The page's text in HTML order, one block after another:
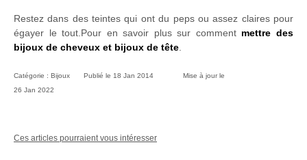
Restez dans des teintes qui ont du peps ou assez claires pour
égayer le tout.Pour en savoir plus sur comment mettre des
bijoux de cheveux et bijoux de tête
Catégorie : Bijoux Publié le 18 Jan 2014
Mise à jour le
26 Jan 2022
Ces articles pourraient vous intéresser